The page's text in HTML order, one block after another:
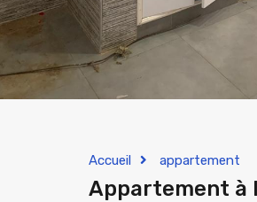
Accueil appartement
Appartement à